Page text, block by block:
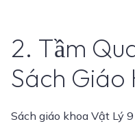
2. Tầm
Sách Giáo
Sách giáo khoa Vật Lý